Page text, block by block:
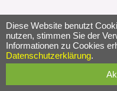
Diese Website benutzt
nutzen, stimmen Sie der
Informationen zu Cookies
Datenschutzerklärung.